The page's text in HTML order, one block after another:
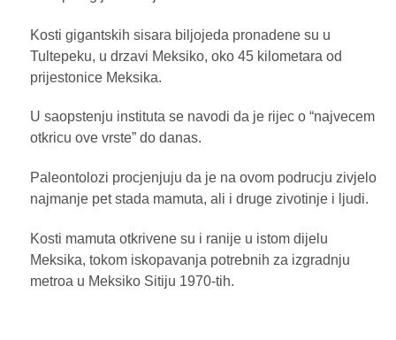
Kosti gigantskih sisara biljojeda pronadene su u
Tultepeku, u drzavi Meksiko, oko 45 kilometara od
prijestonice Meksika.
U saopstenju instituta se navodi da je rijec o “najvecem
otkricu ove vrste” do danas.
Paleontolozi procjenjuju da je na ovom podrucju zivjelo
najmanje pet stada mamuta, ali i druge zivotinje i ljudi.
Kosti mamuta otkrivene su i ranije u istom dijelu
Meksika, tokom iskopavanja potrebnih za izgradnju
metroa u Meksiko Sitiju 1970-tih.